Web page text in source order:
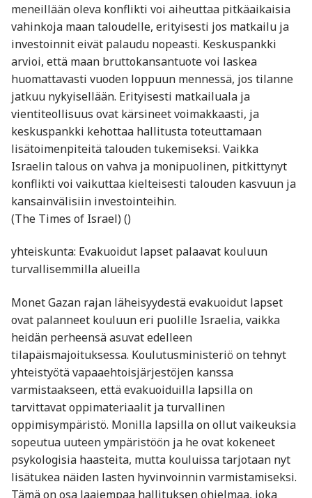
meneillään oleva konflikti voi aiheuttaa pitkäaikaisia
vahinkoja maan taloudelle, erityisesti jos matkailu ja
investoinnit eivät palaudu nopeasti. Keskuspankki
arvioi, että maan bruttokansantuote voi laskea
huomattavasti vuoden loppuun mennessä, jos tilanne
jatkuu nykyisellään. Erityisesti matkailuala ja
vientiteollisuus ovat kärsineet voimakkaasti, ja
keskuspankki kehottaa hallitusta toteuttamaan
lisätoimenpiteitä talouden tukemiseksi. Vaikka
Israelin talous on vahva ja monipuolinen, pitkittynyt
konflikti voi vaikuttaa kielteisesti talouden kasvuun ja
kansainvälisiin investointeihin.
(The Times of Israel) ()
yhteiskunta: Evakuoidut lapset palaavat kouluun
turvallisemmilla alueilla
Monet Gazan rajan läheisyydestä evakuoidut lapset
ovat palanneet kouluun eri puolille Israelia, vaikka
heidän perheensä asuvat edelleen
tilapäismajoituksessa. Koulutusministeriö on tehnyt
yhteistyötä vapaaehtoisjärjestöjen kanssa
varmistaakseen, että evakuoiduilla lapsilla on
tarvittavat oppimateriaalit ja turvallinen
oppimisympäristö. Monilla lapsilla on ollut vaikeuksia
sopeutua uuteen ympäristöön ja he ovat kokeneet
psykologisia haasteita, mutta kouluissa tarjotaan nyt
lisätukea näiden lasten hyvinvoinnin varmistamiseksi.
Tämä on osa laajempaa hallituksen ohjelmaa, joka